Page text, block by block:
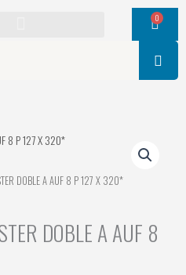
0
Cart
DOBLE A AUF 8 P 127 X 320*
DOBLE A AUF 8